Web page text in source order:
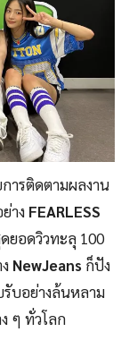
ารติดตามผลงาน
าง FEARLESS
ยอดวิวทะลุ 100
NewJeans ก็ปัง
บอย่างล้นหลาม
ๆ ทั่วโลก